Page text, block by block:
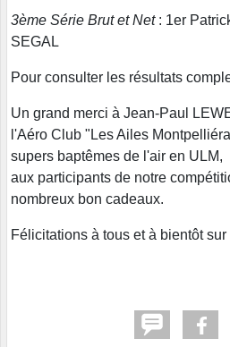
3ème Série Brut et Net: 1er
SEGAL
Pour consulter les résultats
Un grand merci à Jean-Paul
l'Aéro Club "Les Ailes
supers baptêmes de l'air en
aux participants de notre
nombreux bon cadeaux.
Félicitations à tous et à bientôt sur